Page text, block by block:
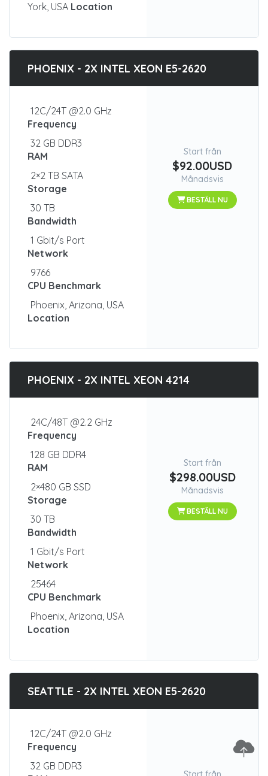
York, USA Location
PHOENIX - 2X INTEL XEON E5-2620
12C/24T @2.0 GHz
Frequency
32 GB DDR3
RAM
2×2 TB SATA
Storage
30 TB
Bandwidth
1 Gbit/s Port
Network
9766
CPU Benchmark
Phoenix, Arizona, USA
Location
Start från
$92.00USD
Månadsvis
BESTÄLL NU
PHOENIX - 2X INTEL XEON 4214
24C/48T @2.2 GHz
Frequency
128 GB DDR4
RAM
2×480 GB SSD
Storage
30 TB
Bandwidth
1 Gbit/s Port
Network
25464
CPU Benchmark
Phoenix, Arizona, USA
Location
Start från
$298.00USD
Månadsvis
BESTÄLL NU
SEATTLE - 2X INTEL XEON E5-2620
12C/24T @2.0 GHz
Frequency
32 GB DDR3